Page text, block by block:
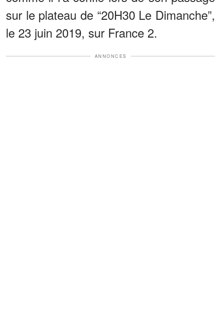
sur le plateau de “20H30 Le Dimanche”,
le 23 juin 2019, sur France 2.
ANNONCES